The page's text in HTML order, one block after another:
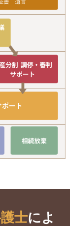
遺産分割協議サ
士によ